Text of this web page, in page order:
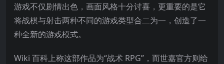
游戏不仅剧情出色，画面风格十分讨喜，更重要的是它
将战棋与射击两种不同的游戏类型合二为一，创造了一
种全新的游戏模式。
Wiki 百科上称这部作品为“战术 RPG”，而世嘉官方则给